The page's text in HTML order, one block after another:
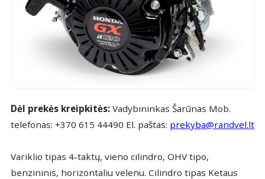
Dėl prekės kreipkitės:Vadybininkas Šarūnas Mob.
telefonas: +370 615 44490 El. paštas: prekyba@randvel.lt
Variklio tipas 4-taktų, vieno cilindro, OHV tipo,
benzininis, horizontaliu velenu. Cilindro tipas Ketaus